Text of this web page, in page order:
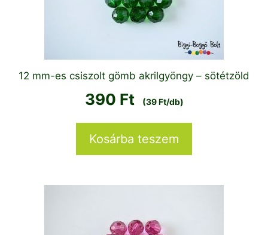
12 mm-es csiszolt gömb akrilgyöngy – sötétzöld
390 Ft (39 Ft/db)
Kosárba teszem